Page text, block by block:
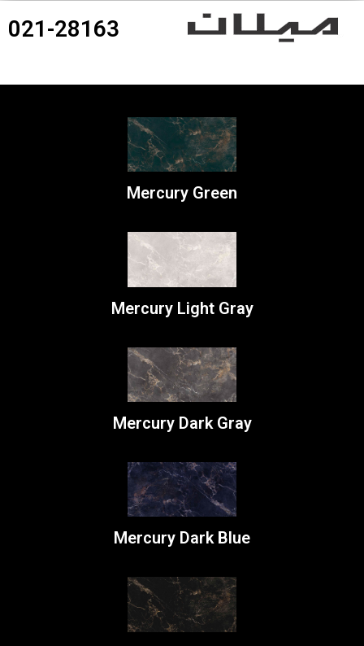
021-28163
Mercury Green
Mercury Light Gray
Mercury Dark Gray
Mercury Dark Blue